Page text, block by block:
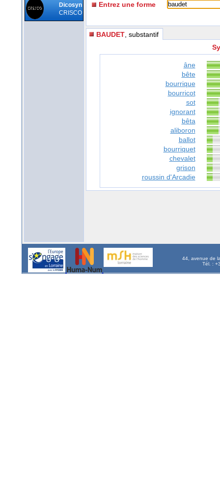
Dicosyn
CRISCO
Entrez une forme
BAUDET , substantif
âne
bête
bourrique
bourricot
sot
ignorant
bêta
aliboron
ballot
bourriquet
chevalet
grison
roussin d'Arcadie
44, avenue de
Tél. :